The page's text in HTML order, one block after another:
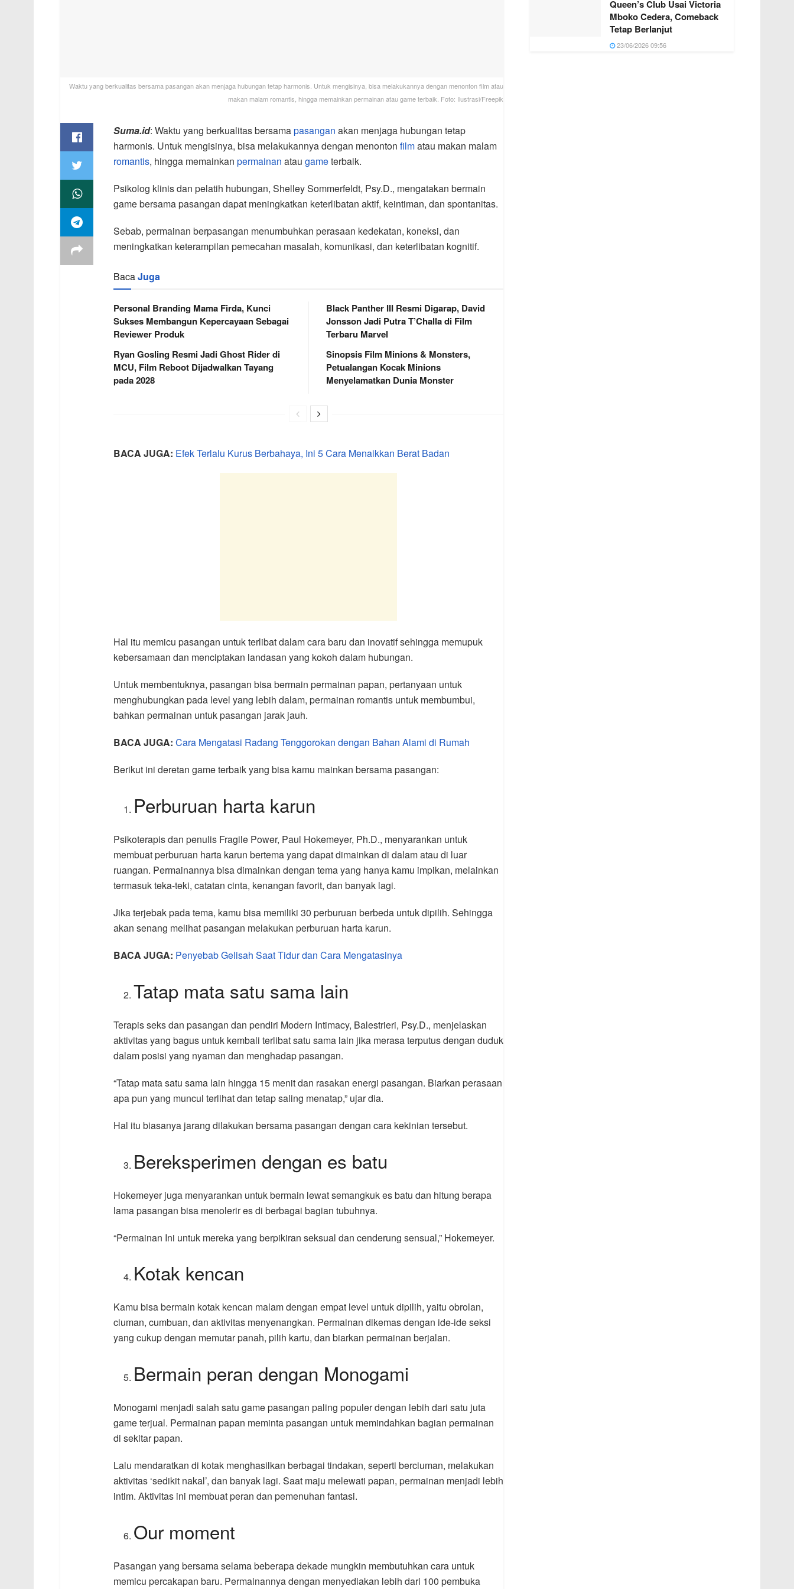
Waktu yang berkualitas bersama pasangan akan menjaga hubungan tetap harmonis. Untuk mengisinya, bisa melakukannya dengan menonton film atau
makan malam romantis, hingga memainkan permainan atau game terbaik. Foto: Ilustrasi/Freepik
Suma.id: Waktu yang berkualitas bersamapasangan akan menjaga hubungan tetap
harmonis. Untuk mengisinya, bisa melakukannya dengan menonton filmatau makan malam
romantis, hingga memainkan permainan atau gameterbaik.
Psikolog klinis dan pelatih hubungan, Shelley Sommerfeldt, Psy.D., mengatakan bermain
game bersama pasangan dapat meningkatkan keterlibatan aktif, keintiman, dan spontanitas.
Sebab, permainan berpasangan menumbuhkan perasaan kedekatan, koneksi, dan
meningkatkan keterampilan pemecahan masalah, komunikasi, dan keterlibatan kognitif.
BacaJuga
Personal Branding Mama Firda, Kunci
Sukses Membangun Kepercayaan Sebagai
Reviewer Produk
Ryan Gosling Resmi Jadi Ghost Rider di
MCU, Film Reboot Dijadwalkan Tayang
pada 2028
Black Panther III Resmi Digarap, David
Jonsson Jadi Putra T’Challa di Film
Terbaru Marvel
Sinopsis Film Minions & Monsters,
Petualangan Kocak Minions
Menyelamatkan Dunia Monster
BACA JUGA: Efek Terlalu Kurus Berbahaya, Ini 5 Cara Menaikkan Berat Badan
Hal itu memicu pasangan untuk terlibat dalam cara baru dan inovatif sehingga memupuk
kebersamaan dan menciptakan landasan yang kokoh dalam hubungan.
Untuk membentuknya, pasangan bisa bermain permainan papan, pertanyaan untuk
menghubungkan pada level yang lebih dalam, permainan romantis untuk membumbui,
bahkan permainan untuk pasangan jarak jauh.
BACA JUGA: Cara Mengatasi Radang Tenggorokan dengan Bahan Alami di Rumah
Berikut ini deretan game terbaik yang bisa kamu mainkan bersama pasangan:
Perburuan harta karun
Psikoterapis dan penulis Fragile Power, Paul Hokemeyer, Ph.D., menyarankan untuk
membuat perburuan harta karun bertema yang dapat dimainkan di dalam atau di luar
ruangan. Permainannya bisa dimainkan dengan tema yang hanya kamu impikan, melainkan
termasuk teka-teki, catatan cinta, kenangan favorit, dan banyak lagi.
Jika terjebak pada tema, kamu bisa memiliki 30 perburuan berbeda untuk dipilih. Sehingga
akan senang melihat pasangan melakukan perburuan harta karun.
BACA JUGA: Penyebab Gelisah Saat Tidur dan Cara Mengatasinya
Tatap mata satu sama lain
Terapis seks dan pasangan dan pendiri Modern Intimacy, Balestrieri, Psy.D., menjelaskan
aktivitas yang bagus untuk kembali terlibat satu sama lain jika merasa terputus dengan duduk
dalam posisi yang nyaman dan menghadap pasangan.
“Tatap mata satu sama lain hingga 15 menit dan rasakan energi pasangan. Biarkan perasaan
apa pun yang muncul terlihat dan tetap saling menatap,” ujar dia.
Hal itu biasanya jarang dilakukan bersama pasangan dengan cara kekinian tersebut.
Bereksperimen dengan es batu
Hokemeyer juga menyarankan untuk bermain lewat semangkuk es batu dan hitung berapa
lama pasangan bisa menolerir es di berbagai bagian tubuhnya.
“Permainan Ini untuk mereka yang berpikiran seksual dan cenderung sensual,” Hokemeyer.
Kotak kencan
Kamu bisa bermain kotak kencan malam dengan empat level untuk dipilih, yaitu obrolan,
ciuman, cumbuan, dan aktivitas menyenangkan. Permainan dikemas dengan ide-ide seksi
yang cukup dengan memutar panah, pilih kartu, dan biarkan permainan berjalan.
Bermain peran dengan Monogami
Monogami menjadi salah satu game pasangan paling populer dengan lebih dari satu juta
game terjual. Permainan papan meminta pasangan untuk memindahkan bagian permainan
di sekitar papan.
Lalu mendaratkan di kotak menghasilkan berbagai tindakan, seperti berciuman, melakukan
aktivitas ‘sedikit nakal’, dan banyak lagi. Saat maju melewati papan, permainan menjadi lebih
intim. Aktivitas ini membuat peran dan pemenuhan fantasi.
Our moment
Pasangan yang bersama selama beberapa dekade mungkin membutuhkan cara untuk
memicu percakapan baru. Permainannya dengan menyediakan lebih dari 100 pembuka
Queen’s Club Usai Victoria
Mboko Cedera, Comeback
Tetap Berlanjut
23/06/2026 09:56